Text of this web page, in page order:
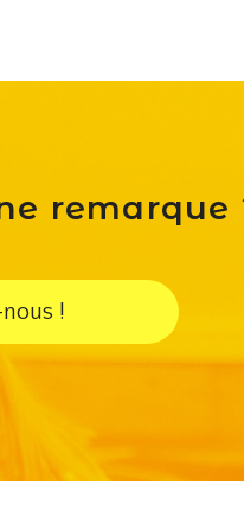
remarque
!